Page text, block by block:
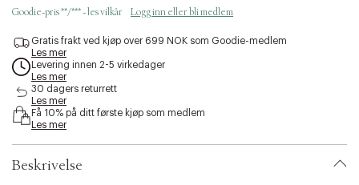
c
e
s
s
b
i
i
t
Goodie-pris **/*** - les vilkår Logg inn eller bli medlem
Gratis frakt ved kjøp over 699 NOK som Goodie-medlem
Les mer
Levering innen 2-5 virkedager
Les mer
30 dagers returrett
Les mer
Få 10% på ditt første kjøp som medlem
Les mer
Beskrivelse